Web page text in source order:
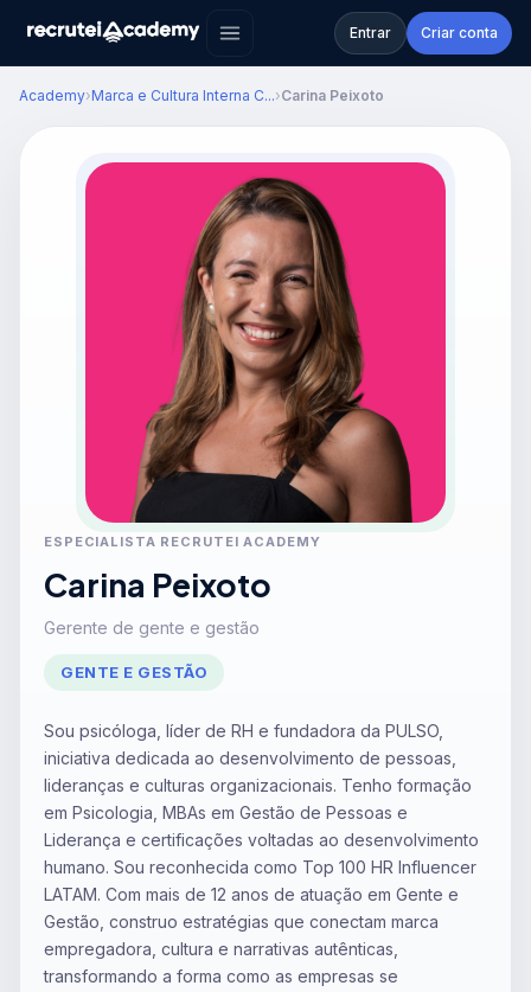
Entrar Criar conta
Academy›Marca e Cultura Interna C...›Carina Peixoto
ESPECIALISTA RECRUTEI ACADEMY
Carina Peixoto
Gerente de gente e gestão
GENTE E GESTÃO
Sou psicóloga, líder de RH e fundadora da PULSO,
iniciativa dedicada ao desenvolvimento de pessoas,
lideranças e culturas organizacionais. Tenho formação
em Psicologia, MBAs em Gestão de Pessoas e
Liderança e certificações voltadas ao desenvolvimento
humano. Sou reconhecida como Top 100 HR Influencer
LATAM. Com mais de 12 anos de atuação em Gente e
Gestão, construo estratégias que conectam marca
empregadora, cultura e narrativas autênticas,
transformando a forma como as empresas se